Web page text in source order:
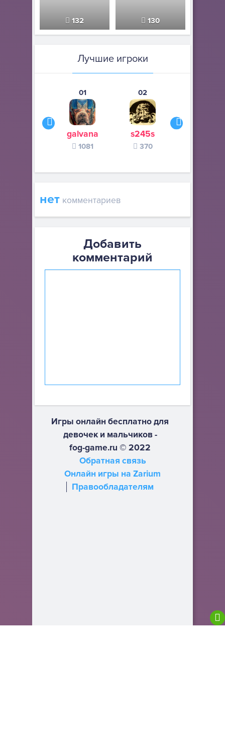
132 130
Лучшие игроки
01
galvana
1081
02
s245s
370
нет комментариев
Добавить
комментарий
Игры онлайн бесплатно для
девочек и мальчиков -
fog-game.ru © 2022
Обратная связь
Онлайн игры на Zarium
Правообладателям